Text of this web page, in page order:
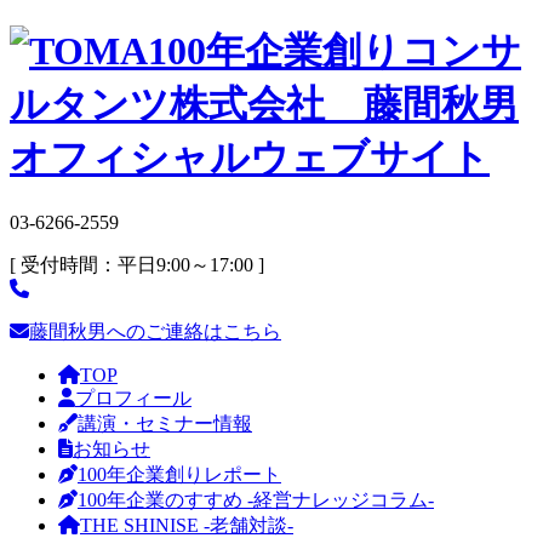
03-6266-2559
[ 受付時間：平日9:00～17:00 ]
藤間秋男へのご連絡はこちら
TOP
プロフィール
講演・セミナー情報
お知らせ
100年企業創りレポート
100年企業のすすめ -経営ナレッジコラム-
THE SHINISE -老舗対談-